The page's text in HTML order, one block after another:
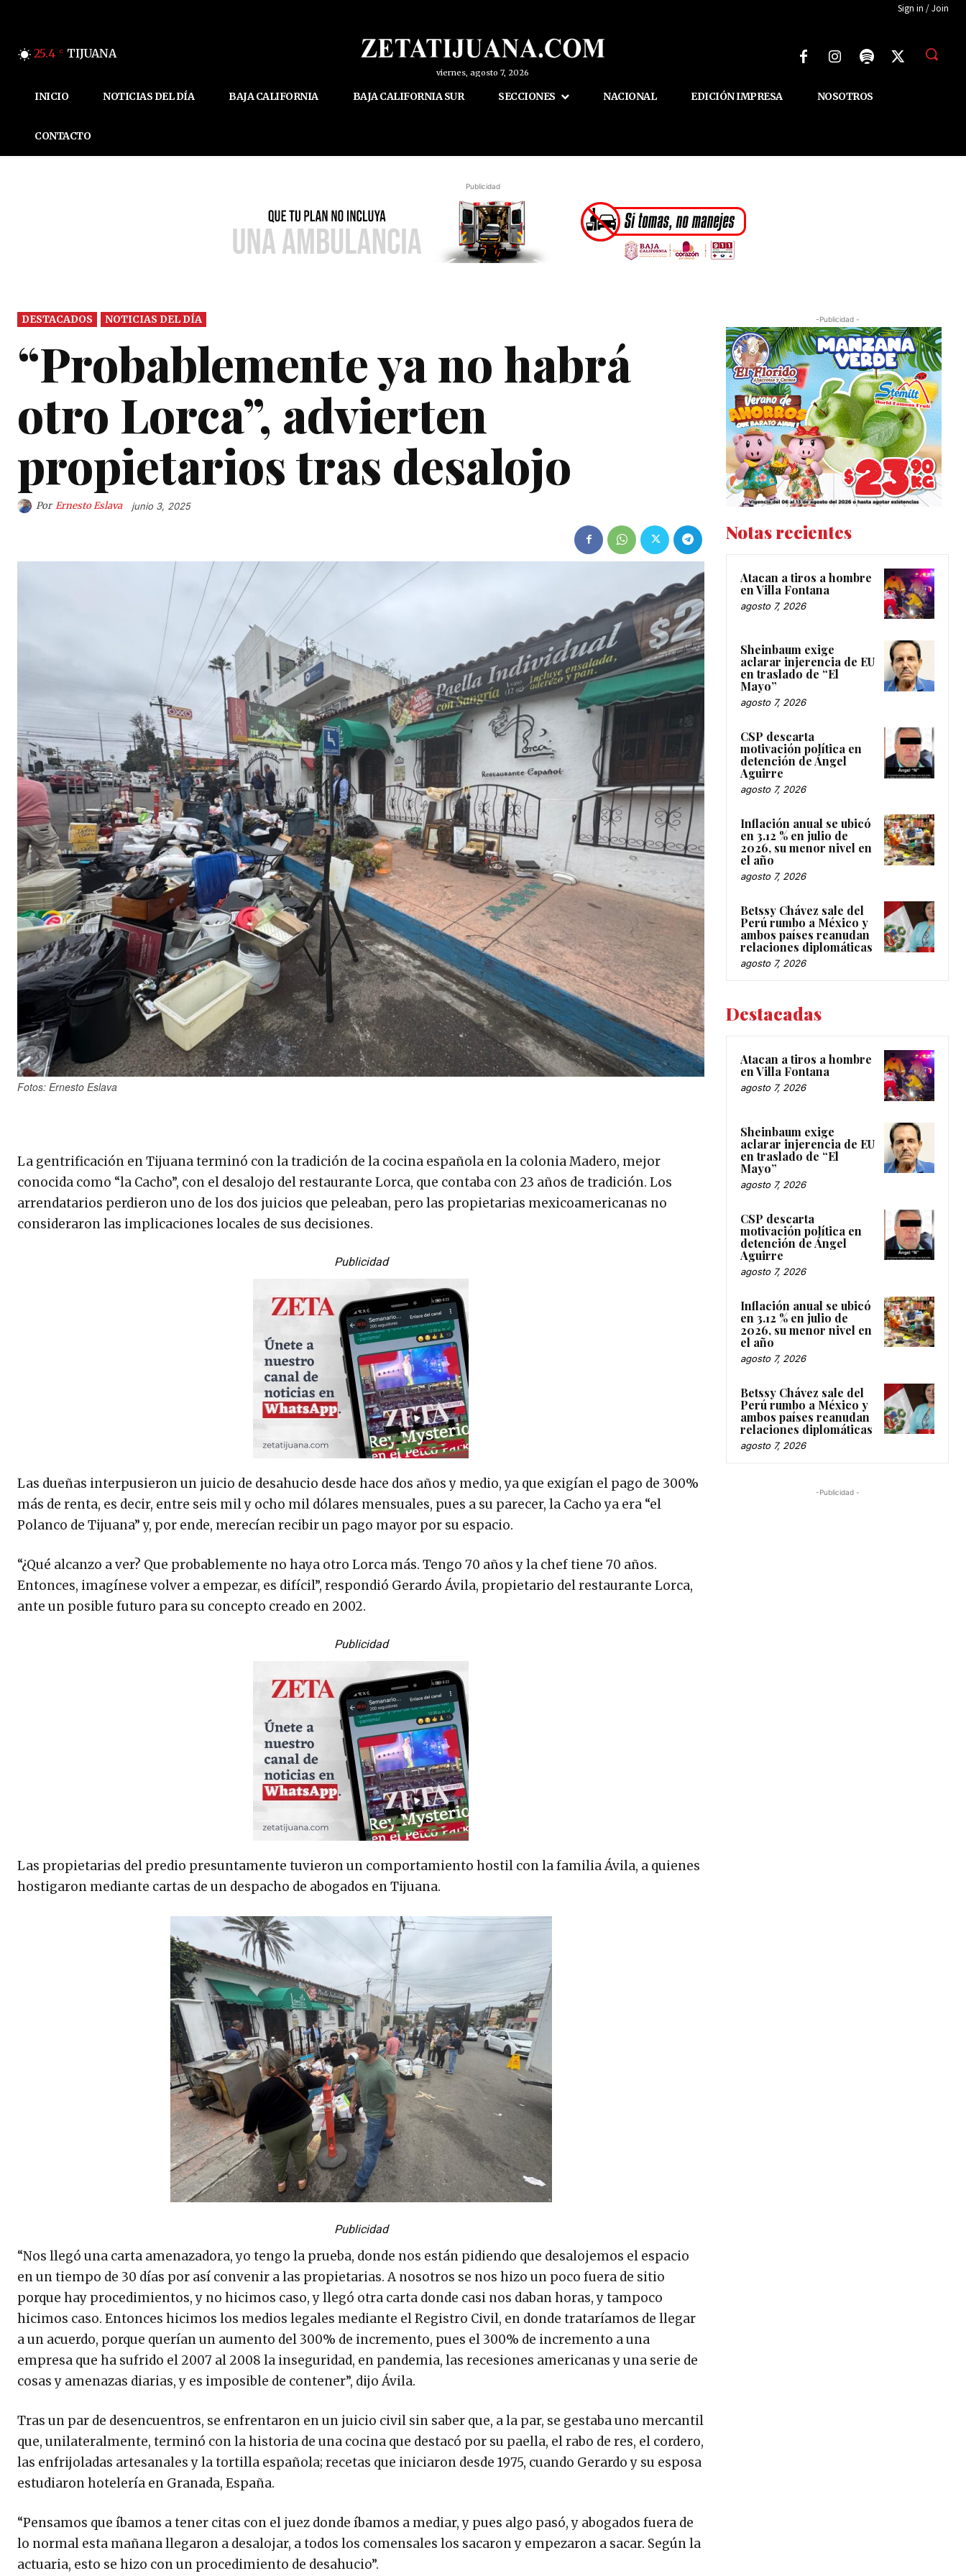
Sign in / Join
25.4 C TIJUANA
viernes, agosto 7, 2026
INICIO NOTICIAS DEL DÍA BAJA CALIFORNIA BAJA CALIFORNIA SUR SECCIONES NACIONAL EDICIÓN IMPRESA NOSOTROS
CONTACTO
Publicidad
DESTACADOS NOTICIAS DEL DÍA
“Probablemente ya no habrá
otro Lorca”, advierten
propietarios tras desalojo
Por Ernesto Eslava junio 3, 2025
Fotos: Ernesto Eslava
La gentrificación en Tijuana terminó con la tradición de la cocina española en la colonia Madero, mejor
conocida como “la Cacho”, con el desalojo del restaurante Lorca, que contaba con 23 años de tradición. Los
arrendatarios perdieron uno de los dos juicios que peleaban, pero las propietarias mexicoamericanas no
consideraron las implicaciones locales de sus decisiones.
Publicidad
Las dueñas interpusieron un juicio de desahucio desde hace dos años y medio, ya que exigían el pago de 300%
más de renta, es decir, entre seis mil y ocho mil dólares mensuales, pues a su parecer, la Cacho ya era “el
Polanco de Tijuana” y, por ende, merecían recibir un pago mayor por su espacio.
“¿Qué alcanzo a ver? Que probablemente no haya otro Lorca más. Tengo 70 años y la chef tiene 70 años.
Entonces, imagínese volver a empezar, es difícil”, respondió Gerardo Ávila, propietario del restaurante Lorca,
ante un posible futuro para su concepto creado en 2002.
Publicidad
Las propietarias del predio presuntamente tuvieron un comportamiento hostil con la familia Ávila, a quienes
hostigaron mediante cartas de un despacho de abogados en Tijuana.
Publicidad
“Nos llegó una carta amenazadora, yo tengo la prueba, donde nos están pidiendo que desalojemos el espacio
en un tiempo de 30 días por así convenir a las propietarias. A nosotros se nos hizo un poco fuera de sitio
porque hay procedimientos, y no hicimos caso, y llegó otra carta donde casi nos daban horas, y tampoco
hicimos caso. Entonces hicimos los medios legales mediante el Registro Civil, en donde trataríamos de llegar
a un acuerdo, porque querían un aumento del 300% de incremento, pues el 300% de incremento a una
empresa que ha sufrido el 2007 al 2008 la inseguridad, en pandemia, las recesiones americanas y una serie de
cosas y amenazas diarias, y es imposible de contener”, dijo Ávila.
Tras un par de desencuentros, se enfrentaron en un juicio civil sin saber que, a la par, se gestaba uno mercantil
que, unilateralmente, terminó con la historia de una cocina que destacó por su paella, el rabo de res, el cordero,
las enfrijoladas artesanales y la tortilla española; recetas que iniciaron desde 1975, cuando Gerardo y su esposa
estudiaron hotelería en Granada, España.
“Pensamos que íbamos a tener citas con el juez donde íbamos a mediar, y pues algo pasó, y abogados fuera de
lo normal esta mañana llegaron a desalojar, a todos los comensales los sacaron y empezaron a sacar. Según la
actuaria, esto se hizo con un procedimiento de desahucio”.
-Publicidad -
Notas recientes
Atacan a tiros a hombre
en Villa Fontana
agosto 7, 2026
Sheinbaum exige
aclarar injerencia de EU
en traslado de “El
Mayo”
agosto 7, 2026
CSP descarta
motivación política en
detención de Ángel
Aguirre
agosto 7, 2026
Inflación anual se ubicó
en 3.12 % en julio de
2026, su menor nivel en
el año
agosto 7, 2026
Betssy Chávez sale del
Perú rumbo a México y
ambos países reanudan
relaciones diplomáticas
agosto 7, 2026
Destacadas
Atacan a tiros a hombre
en Villa Fontana
agosto 7, 2026
Sheinbaum exige
aclarar injerencia de EU
en traslado de “El
Mayo”
agosto 7, 2026
CSP descarta
motivación política en
detención de Ángel
Aguirre
agosto 7, 2026
Inflación anual se ubicó
en 3.12 % en julio de
2026, su menor nivel en
el año
agosto 7, 2026
Betssy Chávez sale del
Perú rumbo a México y
ambos países reanudan
relaciones diplomáticas
agosto 7, 2026
-Publicidad -